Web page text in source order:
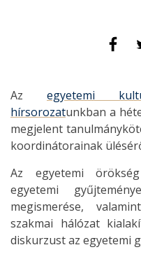
Az egyetemi
hírsorozatunkban a
megjelent
koordinátorainak
Az egyetemi
egyetemi
megismerése,
szakmai hálózat
diskurzust az egyetemi